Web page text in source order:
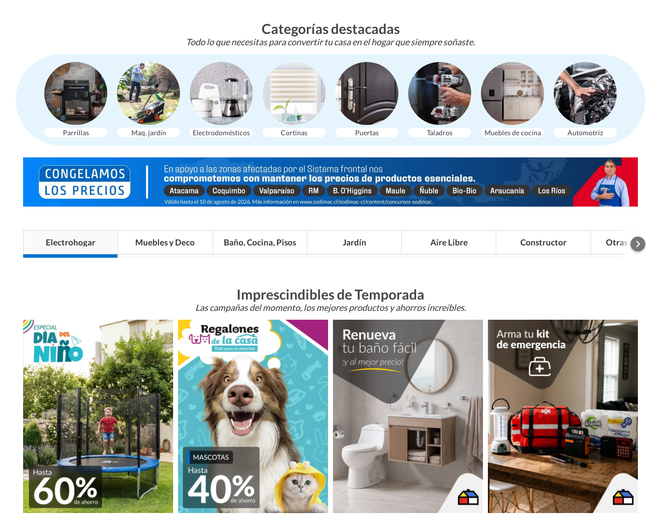
Categorías destacadas
Todo lo que necesitas para convertir tu casa en el hogar que siempre soñaste.
Parrillas Maq. jardín Electrodomésticos Cortinas Puertas Taladros Muebles de cocina Automotriz
Electrohogar Muebles y Deco Baño, Cocina, Pisos Jardín Aire Libre Constructor Otras
Imprescindibles de Temporada
Las campañas del momento, los mejores productos y ahorros increíbles.